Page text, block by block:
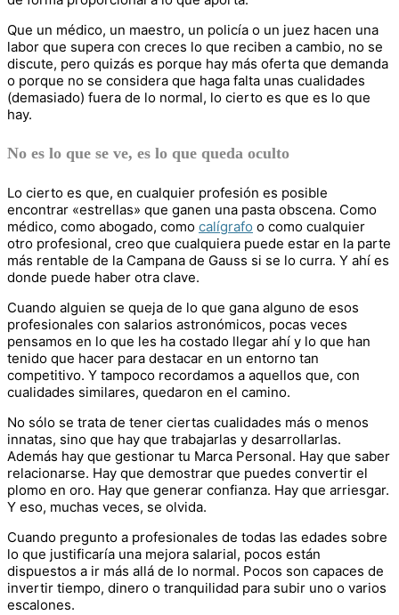
Que un médico, un maestro, un policía o un juez hacen una
labor que supera con creces lo que reciben a cambio, no se
discute, pero quizás es porque hay más oferta que demanda
o porque no se considera que haga falta unas cualidades
(demasiado) fuera de lo normal, lo cierto es que es lo que
hay.
No es lo que se ve, es lo que queda oculto
Lo cierto es que, en cualquier profesión es posible
encontrar «estrellas» que ganen una pasta obscena. Como
médico, como abogado, como calígrafo o como cualquier
otro profesional, creo que cualquiera puede estar en la parte
más rentable de la Campana de Gauss si se lo curra. Y ahí es
donde puede haber otra clave.
Cuando alguien se queja de lo que gana alguno de esos
profesionales con salarios astronómicos, pocas veces
pensamos en lo que les ha costado llegar ahí y lo que han
tenido que hacer para destacar en un entorno tan
competitivo. Y tampoco recordamos a aquellos que, con
cualidades similares, quedaron en el camino.
No sólo se trata de tener ciertas cualidades más o menos
innatas, sino que hay que trabajarlas y desarrollarlas.
Además hay que gestionar tu Marca Personal. Hay que saber
relacionarse. Hay que demostrar que puedes convertir el
plomo en oro. Hay que generar confianza. Hay que arriesgar.
Y eso, muchas veces, se olvida.
Cuando pregunto a profesionales de todas las edades sobre
lo que justificaría una mejora salarial, pocos están
dispuestos a ir más allá de lo normal. Pocos son capaces de
invertir tiempo, dinero o tranquilidad para subir uno o varios
escalones.